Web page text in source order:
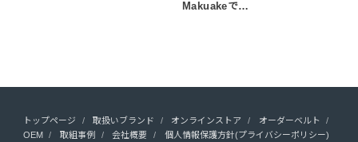
Makuakeで…
トップページ 取扱いブランド オンラインストア
オーダーベルト
OEM
取組事例 会社概要 個人情報保護方針(プライバシーポリシー)